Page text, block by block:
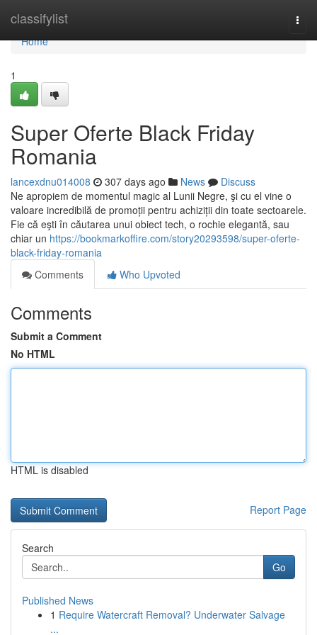
classifylist
Home
Home
1
Super Oferte Black Friday
Romania
lancexdnu014008 307 days ago News
Discuss
Ne apropiem de momentul magic al Lunii Negre, şi cu el vine o
valoare incredibilă de promoții pentru achiziții din toate sectoarele.
Fie că eşti în căutarea unui obiect tech, o rochie elegantă, sau
chiar un https://bookmarkoffire.com/story20293598/super-oferte-
black-friday-romania
Comments
Who Upvoted
Comments
Submit a Comment
No HTML
HTML is disabled
Report Page
Search
Go
Published News
1 Require Watercraft Removal? Underwater Salvage
...